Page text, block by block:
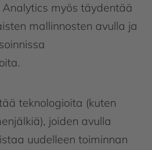
myös täydentää
mallinnosten avulla ja
teknologioita (kuten
joiden avulla
uudelleen toiminnan